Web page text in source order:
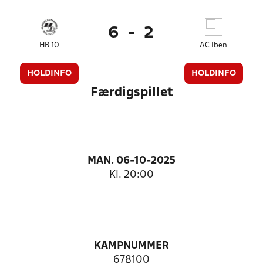
HB 10
HOLDINFO
6 - 2
AC Iben
HOLDINFO
Færdigspillet
MAN. 06-10-2025
Kl. 20:00
KAMPNUMMER
678100